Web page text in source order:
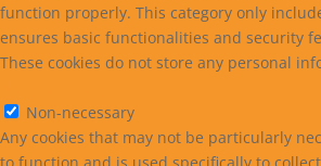
function properly. This category only
ensures basic functionalities and security
These cookies do not store any personal
Non-necessary
Any cookies that may not be particularly